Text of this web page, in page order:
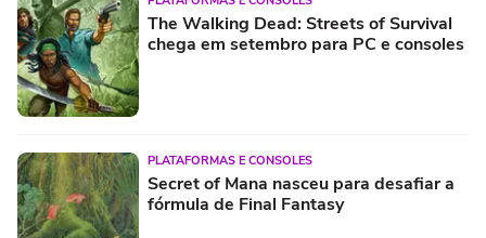
The Walking Dead: Streets of Survival
chega em setembro para PC e consoles
PLATAFORMAS E CONSOLES
Secret of Mana nasceu para desafiar a
fórmula de Final Fantasy